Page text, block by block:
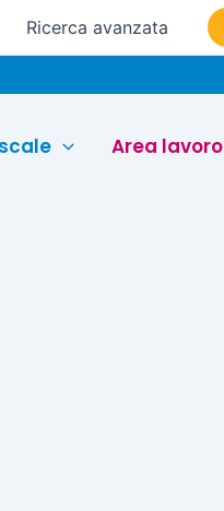
Ricerca avanzata
Area lavoro